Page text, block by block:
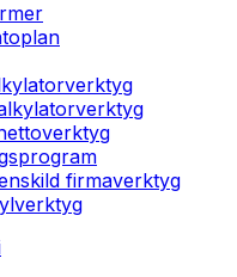
verktyg
verktyg
verktyg
firmaverktyg
verktyg